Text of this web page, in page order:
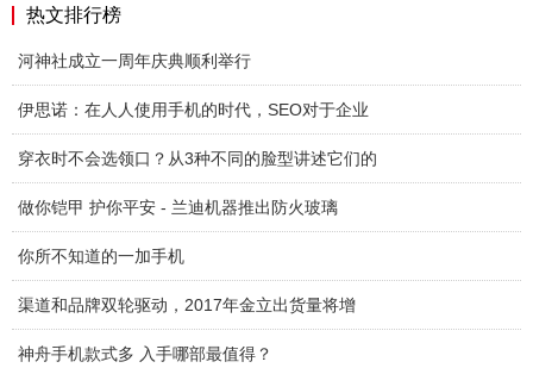
热文排行榜
河神社成立一周年庆典顺利举行
伊思诺：在人人使用手机的时代，SEO对于企业
穿衣时不会选领口？从3种不同的脸型讲述它们的
做你铠甲 护你平安 - 兰迪机器推出防火玻璃
你所不知道的一加手机
渠道和品牌双轮驱动，2017年金立出货量将增
神舟手机款式多 入手哪部最值得？